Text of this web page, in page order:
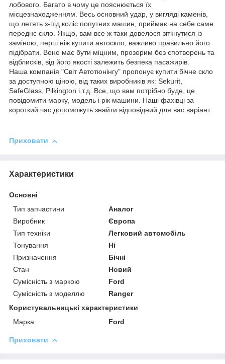
лобового. Багато в чому це пояснюється їх
місцезнаходженням. Весь основний удар, у вигляді каменів,
що летять з-під коліс попутних машин, приймає на себе саме
переднє скло. Якщо, вам все ж таки довелося зіткнутися із
заміною, перш ніж купити автоскло, важливо правильно його
підібрати. Воно має бути міцним, прозорим без спотворень та
відблисків, від його якості залежить безпека пасажирів.
Наша компанія "Світ Автотюнінгу" пропонує купити бічне скло
за доступною ціною, від таких виробників як: Sekurit,
SafeGlass, Pilkington і.т.д. Все, що вам потрібно буде, це
повідомити марку, модель і рік машини. Наші фахівці за
короткий час допоможуть знайти відповідний для вас варіант.
Приховати
Характеристики
Основні
Тип запчастини
Аналог
Виробник
Європа
Тип техніки
Легковий автомобіль
Тонування
Ні
Призначення
Бічні
Стан
Новий
Сумісність з маркою
Ford
Сумісність з моделлю
Ranger
Користувальницькі характеристики
Марка
Ford
Приховати